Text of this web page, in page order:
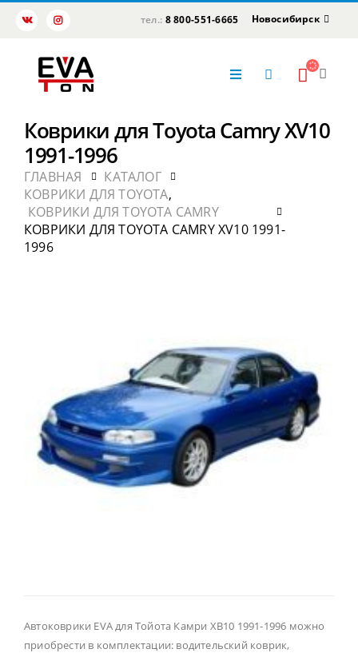
тел.: 8 800-551-6665 Новосибирск
Коврики для Toyota Camry XV10
1991-1996
ГЛАВНАЯ
КАТАЛОГ
КОВРИКИ ДЛЯ TOYOTA,
КОВРИКИ ДЛЯ TOYOTA CAMRY
КОВРИКИ ДЛЯ TOYOTA CAMRY XV10 1991-
1996
Автоковрики EVA для Тойота Камри ХВ10 1991-1996 можно
приобрести в комплектации: водительский коврик,